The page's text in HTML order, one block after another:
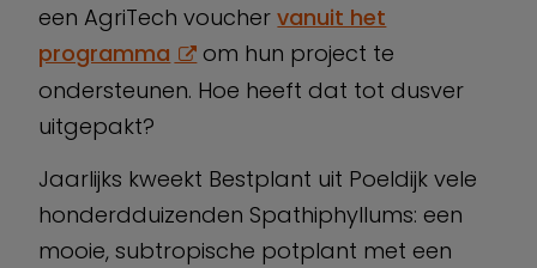
een AgriTech vouchervanuit het
programma
om hun project te
ondersteunen. Hoe heeft dat tot dusver
uitgepakt?
Jaarlijks kweekt Bestplant uit Poeldijk vele
honderdduizenden Spathiphyllums: een
mooie, subtropische potplant met een